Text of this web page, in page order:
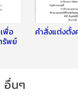
พื่อ
รัพย์
คำสั่งแต่งตั้
อื่นๆ